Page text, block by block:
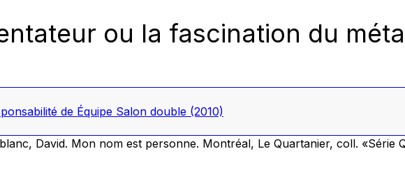
ou la fascination du
de Équipe Salon double (2010)
David. Mon nom est personne. Montréal, Le Quartanier, coll. «Série